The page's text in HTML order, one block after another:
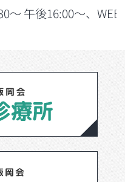
午後16:00～、